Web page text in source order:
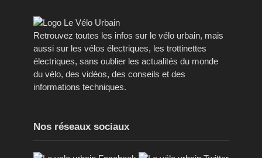
Retrouvez toutes les infos sur le vélo urbain, mais
aussi sur les vélos électriques, les trottinettes
électriques, sans oublier les actualités du monde
du vélo, des vidéos, des conseils et des
informations techniques.
Nos réseaux sociaux